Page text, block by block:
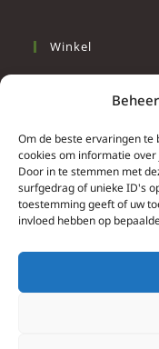
Om de beste ervaringen te
cookies om informatie
Door in te stemmen met
surfgedrag of unieke ID's
toestemming geeft of uw
invloed hebben op
Winkel
Wonen
Info
Contacteer ons